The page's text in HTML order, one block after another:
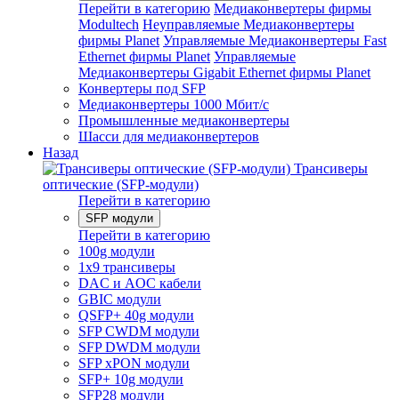
Перейти в категорию Медиаконвертеры фирмы
Modultech Неуправляемые Медиаконвертеры
фирмы Planet Управляемые Медиаконвертеры Fast
Ethernet фирмы Planet Управляемые
Медиаконвертеры Gigabit Ethernet фирмы Planet
Конвертеры под SFP
Медиаконвертеры 1000 Мбит/с
Промышленные медиаконвертеры
Шасси для медиаконвертеров
Назад
Трансиверы
оптические (SFP-модули)
Перейти в категорию
SFP модули
Перейти в категорию
100g модули
1x9 трансиверы
DAC и AOC кабели
GBIC модули
QSFP+ 40g модули
SFP CWDM модули
SFP DWDM модули
SFP xPON модули
SFP+ 10g модули
SFP28 модули